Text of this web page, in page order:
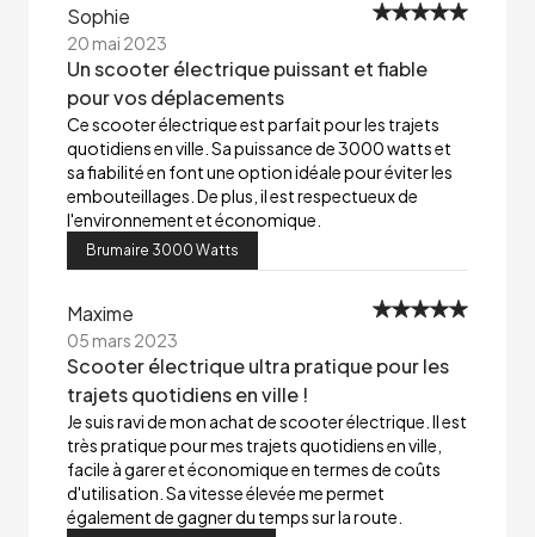
Sophie
20 mai 2023
Un scooter électrique puissant et fiable
pour vos déplacements
Ce scooter électrique est parfait pour les trajets
quotidiens en ville. Sa puissance de 3000 watts et
sa fiabilité en font une option idéale pour éviter les
embouteillages. De plus, il est respectueux de
l'environnement et économique.
Brumaire 3000 Watts
Maxime
05 mars 2023
Scooter électrique ultra pratique pour les
trajets quotidiens en ville !
Je suis ravi de mon achat de scooter électrique. Il est
très pratique pour mes trajets quotidiens en ville,
facile à garer et économique en termes de coûts
d'utilisation. Sa vitesse élevée me permet
également de gagner du temps sur la route.